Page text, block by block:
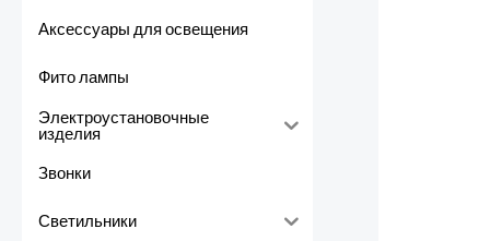
Аксессуары для освещения
Фито лампы
Электроустановочные
изделия
Звонки
Светильники